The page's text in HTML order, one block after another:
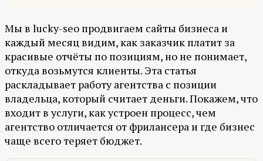
Мы в lucky-seo продвигаем сайты бизнеса и
каждый месяц видим, как заказчик платит за
красивые отчёты по позициям, но не понимает,
откуда возьмутся клиенты. Эта статья
раскладывает работу агентства с позиции
владельца, который считает деньги. Покажем, что
входит в услуги, как устроен процесс, чем
агентство отличается от фрилансера и где бизнес
чаще всего теряет бюджет.